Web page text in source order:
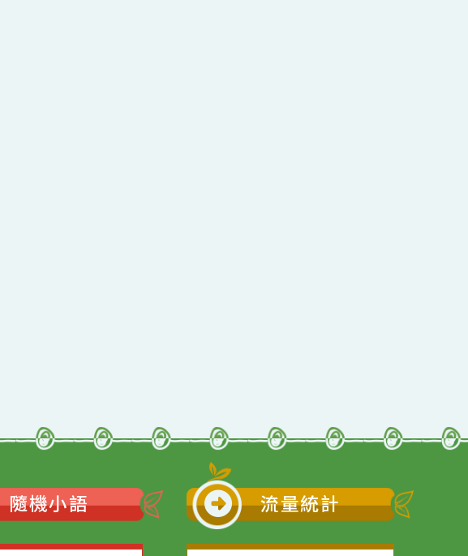
支援行動瀏覽裝置